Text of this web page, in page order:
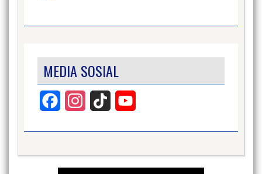
MEDIA SOSIAL
Facebook InstagramTikTok